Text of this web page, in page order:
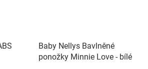
Baby Nellys Bavlněné
ponožky Minnie Love - bílé